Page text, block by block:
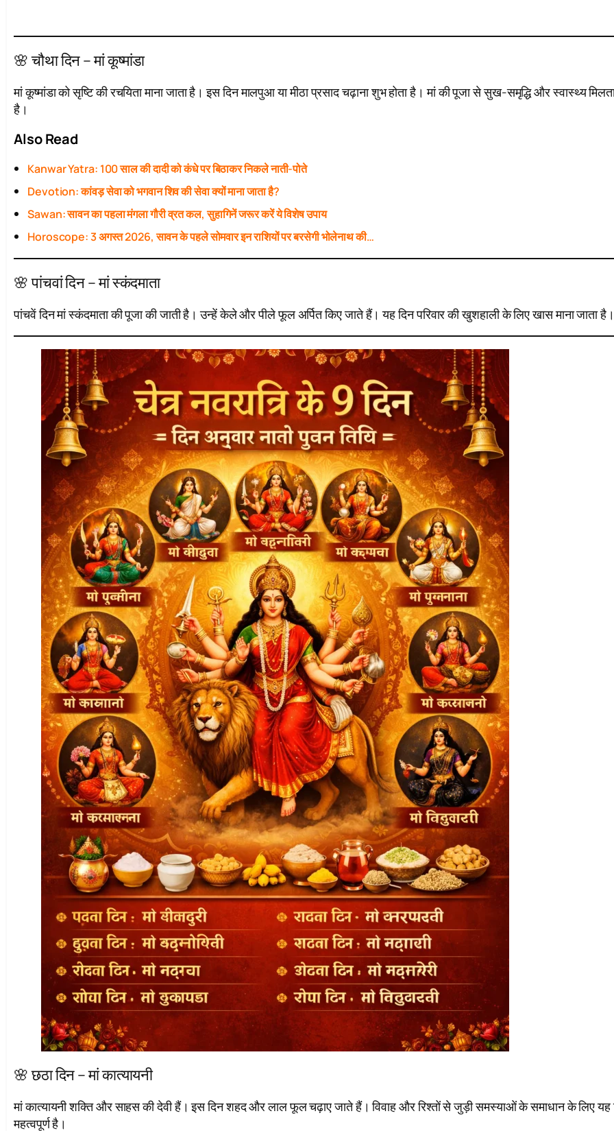
🌸 चौथा दिन – मां कूष्मांडा
मां कूष्मांडा को सृष्टि की रचयिता माना जाता है। इस दिन मालपुआ या मीठा प्रसाद चढ़ाना शुभ होता है। मां की पूजा से सुख-समृद्धि और स्वास्थ्य
है।
Also Read
Kanwar Yatra: 100 साल की दादी को कंधे पर बिठाकर निकले नाती-पोते
Devotion: कांवड़ सेवा को भगवान शिव की सेवा क्यों माना जाता है?
Sawan: सावन का पहला मंगला गौरी व्रत कल, सुहागिनें जरूर करें ये विशेष उपाय
Horoscope: 3 अगस्त 2026, सावन के पहले सोमवार इन राशियों पर बरसेगी भोलेनाथ की…
🌸 पांचवां दिन – मां स्कंदमाता
पांचवें दिन मां स्कंदमाता की पूजा की जाती है। उन्हें केले और पीले फूल अर्पित किए जाते हैं। यह दिन परिवार की खुशहाली के लिए खास माना जाता है।
🌸 छठा दिन – मां कात्यायनी
मां कात्यायनी शक्ति और साहस की देवी हैं। इस दिन शहद और लाल फूल चढ़ाए जाते हैं। विवाह और रिश्तों से जुड़ी समस्याओं के समाधान के लिए यह
महत्वपूर्ण है।